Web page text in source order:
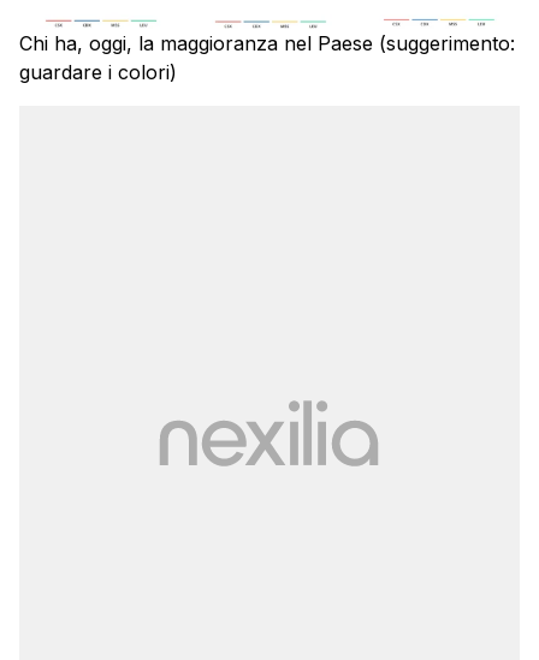
Chi ha, oggi, la maggioranza nel Paese (suggerimento:
guardare i colori)